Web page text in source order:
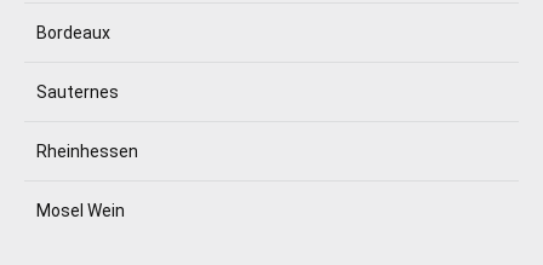
Bordeaux
Sauternes
Rheinhessen
Mosel Wein